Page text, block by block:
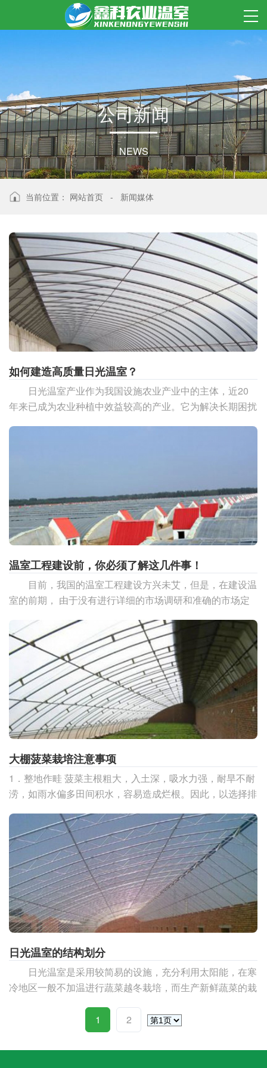
公司新闻
NEWS
当前位置： 网站首页 - 新闻媒体
如何建造高质量日光温室？
日光温室产业作为我国设施农业产业中的主体，近20
年来已成为农业种植中效益较高的产业。它为解决长期困扰
温室工程建设前，你必须了解这几件事！
目前，我国的温室工程建设方兴未艾，但是，在建设温
室的前期， 由于没有进行详细的市场调研和准确的市场定
大棚菠菜栽培注意事项
1．整地作畦 菠菜主根粗大，入土深，吸水力强，耐旱不耐
涝，如雨水偏多田间积水，容易造成烂根。因此，以选择排
日光温室的结构划分
日光温室是采用较简易的设施，充分利用太阳能，在寒
冷地区一般不加温进行蔬菜越冬栽培，而生产新鲜蔬菜的栽
1 2